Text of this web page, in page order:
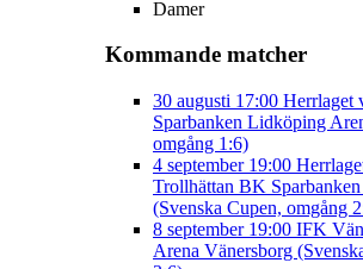
Damer
Kommande matcher
30 augusti 17:00 Herrlaget
Sparbanken Lidköping
omgång 1:6)
4 september 19:00
Trollhättan BK
(Svenska Cupen, omgång
8 september 19:00 IFK
Arena Vänersborg